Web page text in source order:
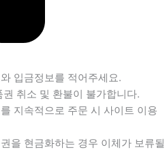
입금정보를 적어주세요.
취소 및 환불이 불가합니다.
지속적으로 주문 시 사이트 이용
을 현금화하는 경우 이체가 보류될